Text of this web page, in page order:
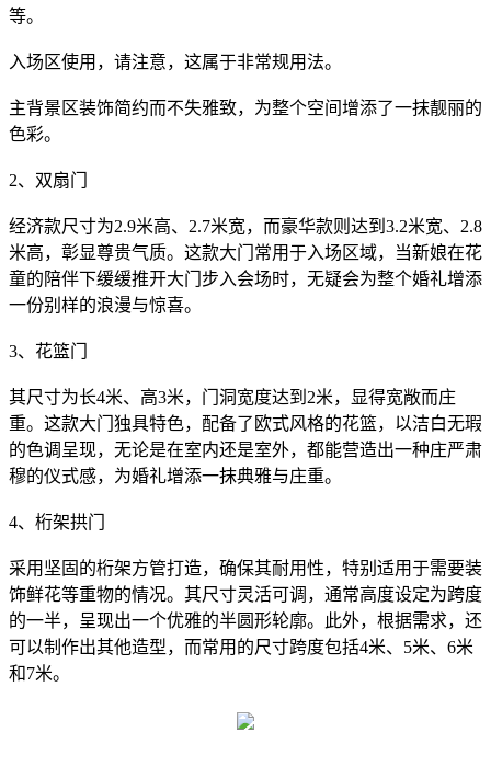
等。
入场区使用，请注意，这属于非常规用法。
主背景区装饰简约而不失雅致，为整个空间增添了一抹靓丽的
色彩。
2、双扇门
经济款尺寸为2.9米高、2.7米宽，而豪华款则达到3.2米宽、2.8
米高，彰显尊贵气质。这款大门常用于入场区域，当新娘在花
童的陪伴下缓缓推开大门步入会场时，无疑会为整个婚礼增添
一份别样的浪漫与惊喜。
3、花篮门
其尺寸为长4米、高3米，门洞宽度达到2米，显得宽敞而庄
重。这款大门独具特色，配备了欧式风格的花篮，以洁白无瑕
的色调呈现，无论是在室内还是室外，都能营造出一种庄严肃
穆的仪式感，为婚礼增添一抹典雅与庄重。
4、桁架拱门
采用坚固的桁架方管打造，确保其耐用性，特别适用于需要装
饰鲜花等重物的情况。其尺寸灵活可调，通常高度设定为跨度
的一半，呈现出一个优雅的半圆形轮廓。此外，根据需求，还
可以制作出其他造型，而常用的尺寸跨度包括4米、5米、6米
和7米。